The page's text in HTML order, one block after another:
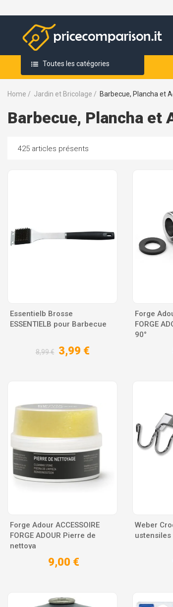
Toutes les catégories
Home / Jardin et Bricolage / Barbecue, Plancha et
Barbecue, Plancha et
425 articles présents
Essentielb Brosse
ESSENTIELB pour Barbecue
8,99 € 3,99 €
Forge
FORGE
90°
Forge Adour ACCESSOIRE
FORGE ADOUR Pierre de
nettoya
9,00 €
Weber
ustensiles